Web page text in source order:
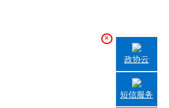
×
政协云
短信服务